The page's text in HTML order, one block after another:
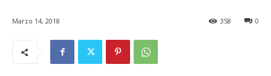
Marzo 14, 2018 0
358